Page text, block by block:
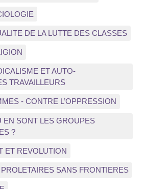
DE LA LUTTE DES CLASSES
ET AUTO-
TRAVAILLEURS
- CONTRE L’OPPRESSION
EN SONT LES GROUPES
?
ET REVOLUTION
SANS FRONTIERES